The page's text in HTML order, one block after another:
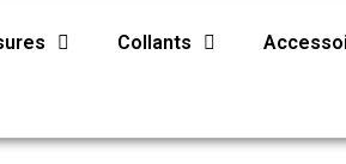
Collants